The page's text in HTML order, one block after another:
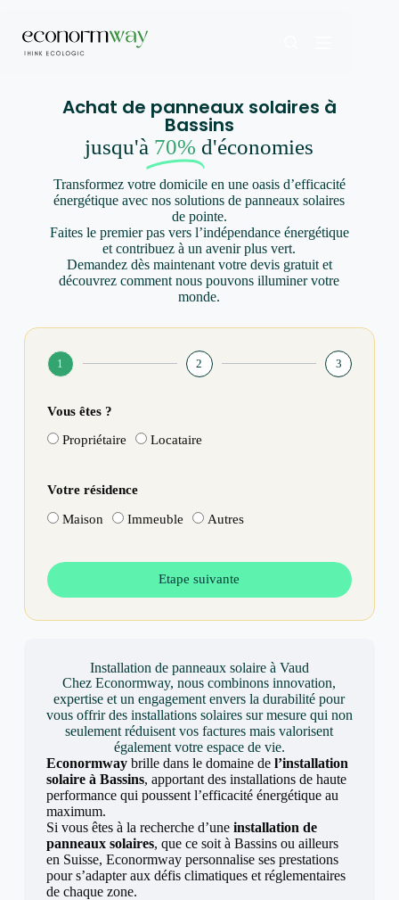
Achat de panneaux solaires à
Bassins
jusqu'à 70% d'économies
Transformez votre domicile en une oasis d’efficacité
énergétique avec nos solutions de panneaux solaires
de pointe.
Faites le premier pas vers l’indépendance énergétique
et contribuez à un avenir plus vert.
Demandez dès maintenant votre devis gratuit et
découvrez comment nous pouvons illuminer votre
monde.
1 2 3
Vous êtes ?
Propriétaire Locataire
Votre résidence
Maison Immeuble Autres
Etape suivante
Installation de panneaux solaire à Vaud
Chez Econormway, nous combinons innovation,
expertise et un engagement envers la durabilité pour
vous offrir des installations solaires sur mesure qui non
seulement réduisent vos factures mais valorisent
également votre espace de vie.
Econormwaybrille dans le domaine de l’installation
solaire à Bassins, apportant des installations de haute
performance qui poussent l’efficacité énergétique au
maximum.
Si vous êtes à la recherche d’une installation de
panneaux solaires, que ce soit à Bassins ou ailleurs
en Suisse, Econormway personnalise ses prestations
pour s’adapter aux défis climatiques et réglementaires
de chaque zone.